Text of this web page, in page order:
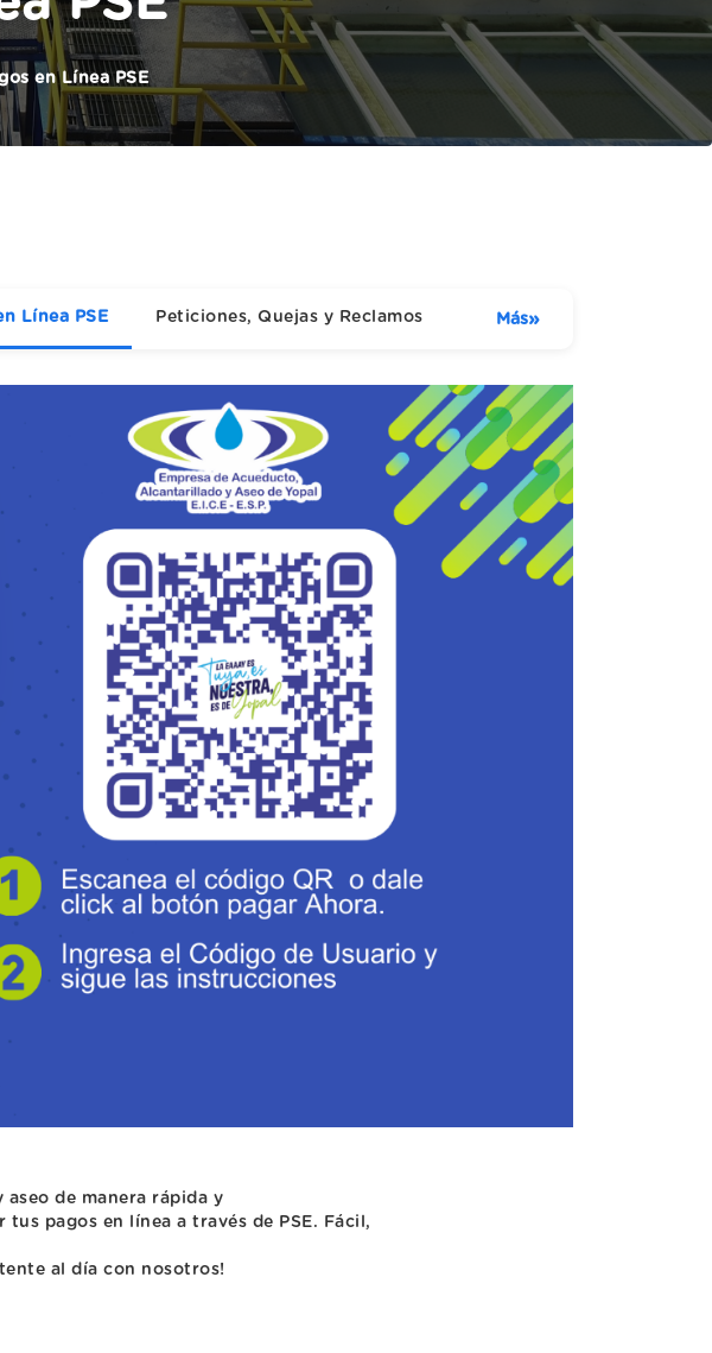
en Línea PSE
Línea PSE Peticiones, Quejas y Reclamos Más»
de manera rápida y
pagos en línea a través de PSE. Fácil,
al día con nosotros!